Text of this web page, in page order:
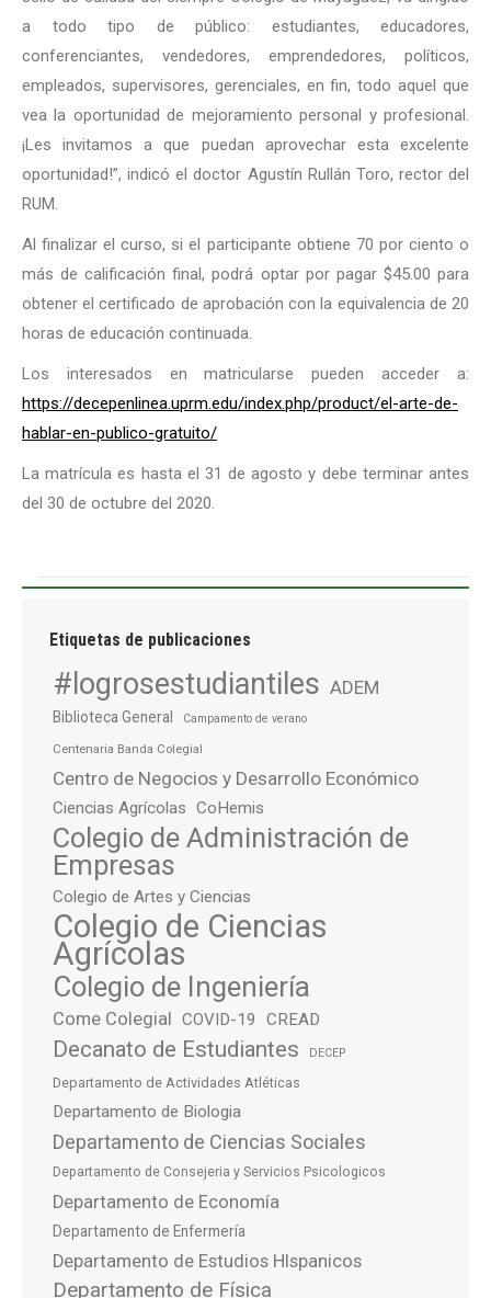
a todo tipo de público: estudiantes, educadores,
conferenciantes, vendedores, emprendedores, políticos,
empleados, supervisores, gerenciales, en fin, todo aquel que
vea la oportunidad de mejoramiento personal y profesional.
¡Les invitamos a que puedan aprovechar esta excelente
oportunidad!”, indicó el doctor Agustín Rullán Toro, rector del
RUM.
Al finalizar el curso, si el participante obtiene 70 por ciento o
más de calificación final, podrá optar por pagar $45.00 para
obtener el certificado de aprobación con la equivalencia de 20
horas de educación continuada.
Los interesados en matricularse pueden acceder a:
https://decepenlinea.uprm.edu/index.php/product/el-arte-de-
hablar-en-publico-gratuito/
La matrícula es hasta el 31 de agosto y debe terminar antes
del 30 de octubre del 2020.
Etiquetas de publicaciones
#logrosestudiantiles ADEM
Biblioteca General Campamento de verano
Centenaria Banda Colegial
Centro de Negocios y Desarrollo Económico
Ciencias Agrícolas CoHemis
Colegio de Administración de
Empresas
Colegio de Artes y Ciencias
Colegio de Ciencias
Agrícolas
Colegio de Ingeniería
Come Colegial COVID-19 CREAD
Decanato de Estudiantes DECEP
Departamento de Actividades Atléticas
Departamento de Biologia
Departamento de Ciencias Sociales
Departamento de Consejeria y Servicios Psicologicos
Departamento de Economía
Departamento de Enfermería
Departamento de Estudios HIspanicos
Departamento de Física